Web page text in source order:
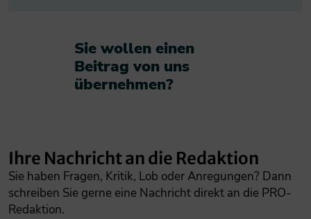
Sie wollen einen
Beitrag von uns
übernehmen?​
Ihre Nachricht an die Redaktion
Sie haben Fragen, Kritik, Lob oder Anregungen? Dann
schreiben Sie gerne eine Nachricht direkt an die PRO-
Redaktion.